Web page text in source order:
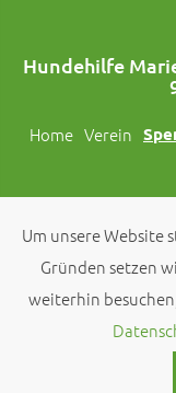
Hundehilfe
Home Verein
Folgt
© 2026
Um unsere Website
Gründen setzen
weiterhin